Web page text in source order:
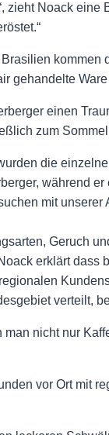
zieht Noack
gehandelte
einen
zum
die
während
mit
Geruch
erklärt
verteilt,
man nicht nur
vor Ort mit